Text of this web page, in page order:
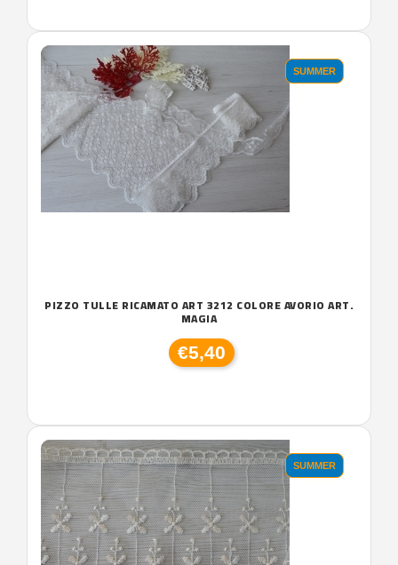
SUMMER
PIZZO TULLE RICAMATO ART 3212 COLORE AVORIO ART.
MAGIA
€5,40
SUMMER